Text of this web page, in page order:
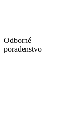
Odborné
poradenstvo